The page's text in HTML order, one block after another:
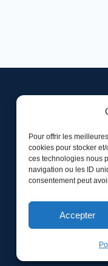
Pour offrir les
cookies pour stocker
ces technologies nous
navigation ou les ID
consentement peut
Accepter